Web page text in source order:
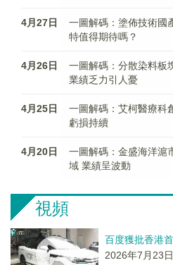
4月27日
一圖解碼：塗佈技術國
特值得期待嗎？
4月26日
一圖解碼：分散染料板
業績乏力引人憂
4月25日
一圖解碼：艾柯醫療科
虧損持續
4月20日
一圖解碼：金盛海洋滬
域 業績呈波動
視頻
百度獲批香港
2026年7月23